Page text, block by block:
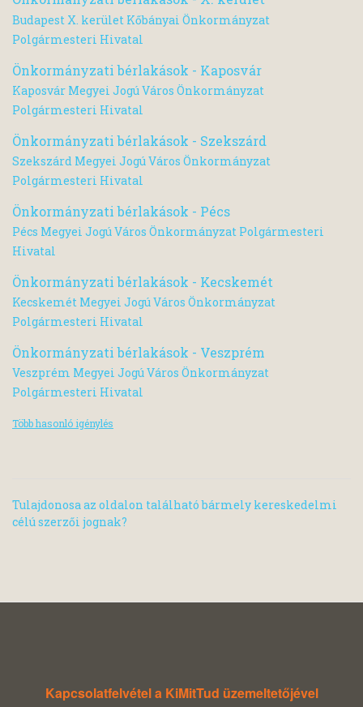
Budapest X. kerület Kőbányai Önkormányzat
Polgármesteri Hivatal
Önkormányzati bérlakások - Kaposvár
Kaposvár Megyei Jogú Város Önkormányzat
Polgármesteri Hivatal
Önkormányzati bérlakások - Szekszárd
Szekszárd Megyei Jogú Város Önkormányzat
Polgármesteri Hivatal
Önkormányzati bérlakások - Pécs
Pécs Megyei Jogú Város Önkormányzat Polgármesteri
Hivatal
Önkormányzati bérlakások - Kecskemét
Kecskemét Megyei Jogú Város Önkormányzat
Polgármesteri Hivatal
Önkormányzati bérlakások - Veszprém
Veszprém Megyei Jogú Város Önkormányzat
Polgármesteri Hivatal
Több hasonló igénylés
Tulajdonosa az oldalon található bármely kereskedelmi
célú szerzői jognak?
Kapcsolatfelvétel a KiMitTud üzemeltetőjével